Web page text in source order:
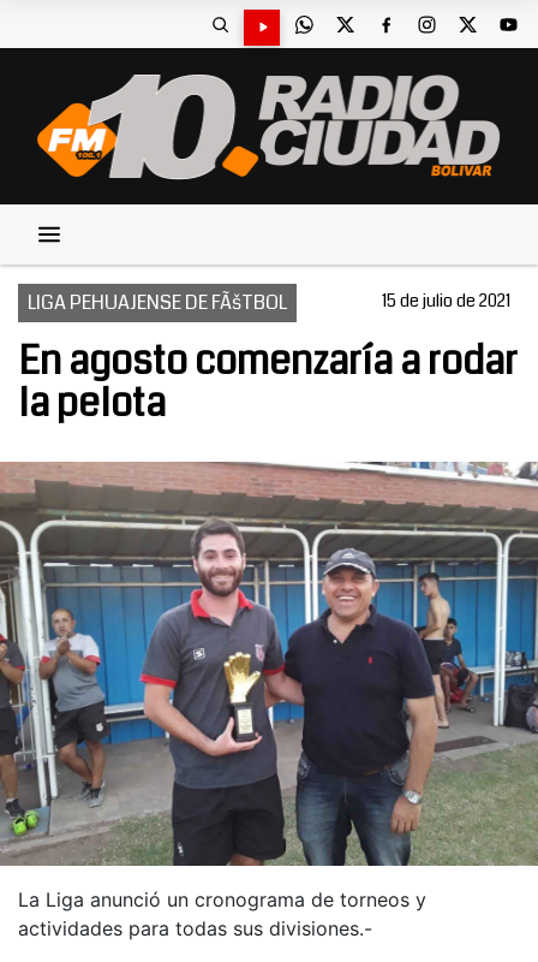
LIGA PEHUAJENSE DE FÃšTBOL 15 de julio de 2021
En agosto comenzaría a rodar
la pelota
La Liga anunció un cronograma de torneos y
actividades para todas sus divisiones.-